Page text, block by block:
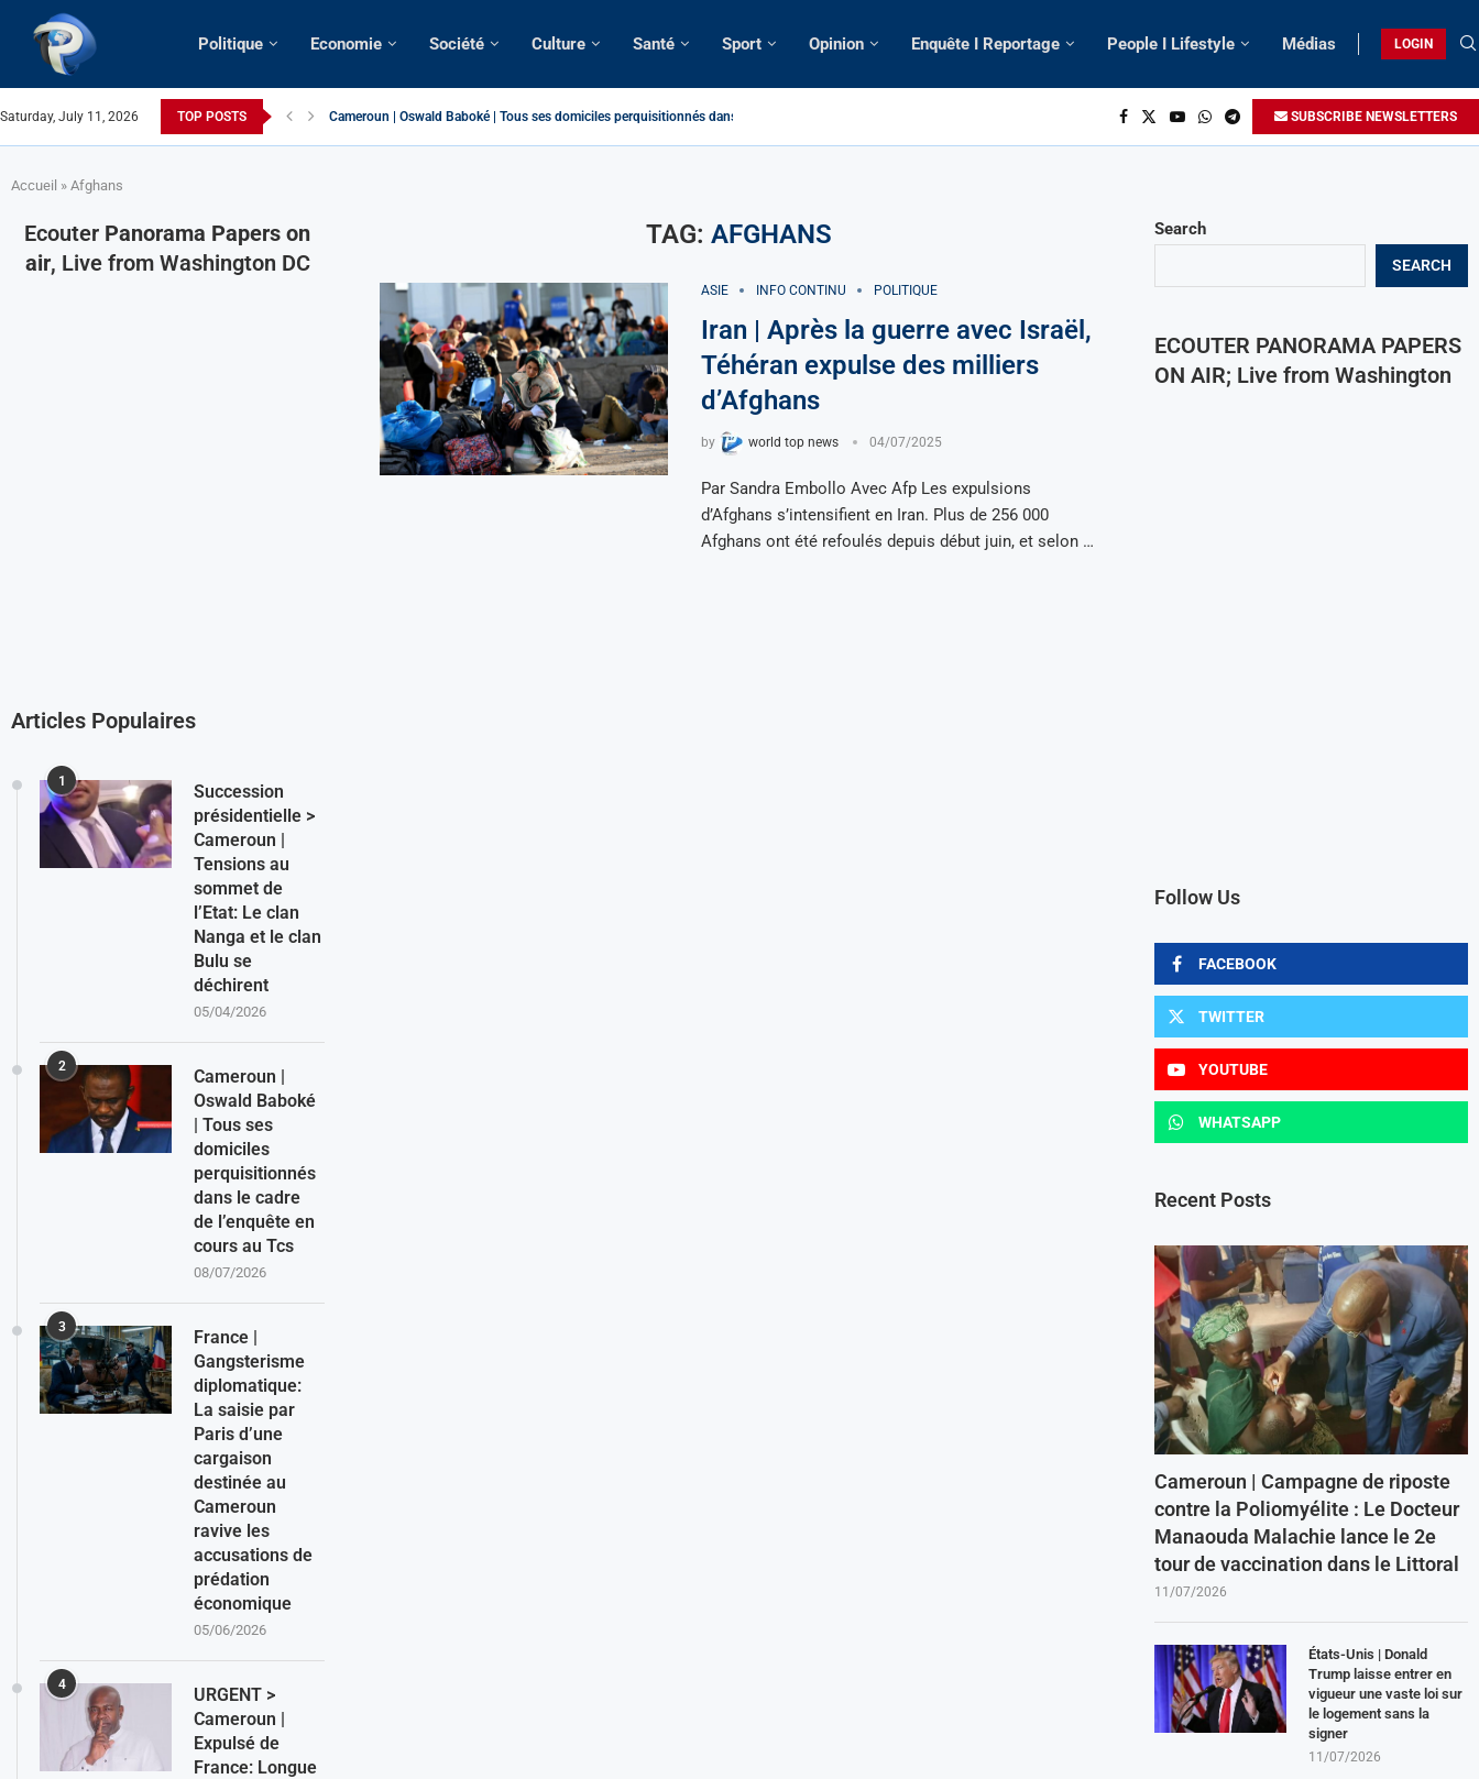
Politique Economie Société Culture Santé Sport Opinion Enquête I Reportage People I Lifestyle Médias LOGIN
Saturday, July 11, 2026 TOP POSTS Cameroun | Oswald Baboké | Tous ses domiciles perquisitionnés dans le... SUBSCRIBE NEWSLETTERS
Accueil » Afghans
TAG:AFGHANS
ASIE INFO CONTINU POLITIQUE
Iran | Après la guerre avec Israël,
Téhéran expulse des milliers
d’Afghans
by world top news 04/07/2025
Par Sandra Embollo Avec Afp Les expulsions
d’Afghans s’intensifient en Iran. Plus de 256 000
Afghans ont été refoulés depuis début juin, et selon …
Search
SEARCH
ECOUTER PANORAMA PAPERS
ON AIR; Live from Washington
Follow Us
FACEBOOK
TWITTER
YOUTUBE
WHATSAPP
Recent Posts
Cameroun | Campagne de riposte
contre la Poliomyélite : Le Docteur
Manaouda Malachie lance le 2e
tour de vaccination dans le Littoral
11/07/2026
États-Unis | Donald
Trump laisse entrer en
vigueur une vaste loi sur
le logement sans la
signer
11/07/2026
Ecouter Panorama Papers on
air, Live from Washington DC
Articles Populaires
1
Succession
présidentielle >
Cameroun |
Tensions au
sommet de
l’Etat: Le clan
Nanga et le clan
Bulu se
déchirent
05/04/2026
2
Cameroun |
Oswald Baboké
| Tous ses
domiciles
perquisitionnés
dans le cadre
de l’enquête en
cours au Tcs
08/07/2026
3
France |
Gangsterisme
diplomatique:
La saisie par
Paris d’une
cargaison
destinée au
Cameroun
ravive les
accusations de
prédation
économique
05/06/2026
4
URGENT >
Cameroun |
Expulsé de
France: Longue